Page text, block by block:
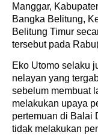
Manggar,
Bangka Belitung,
Belitung Timur
tersebut pada
Eko Utomo selaku
nelayan yang
sebelum membuat
melakukan upaya
pertemuan di Balai
tidak melakukan